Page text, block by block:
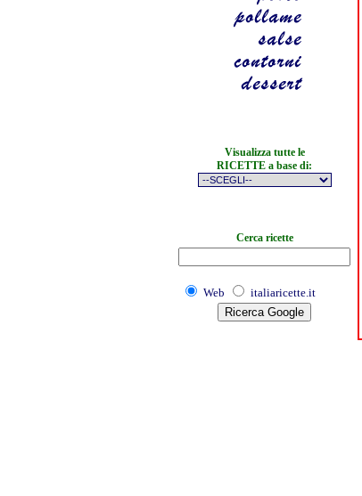
Visualizza tutte le
RICETTE a base di:
Cerca ricette
Web italiaricette.it